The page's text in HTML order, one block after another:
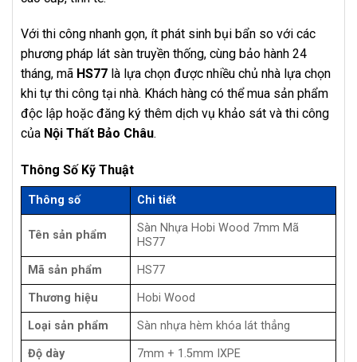
Với thi công nhanh gọn, ít phát sinh bụi bẩn so với các
phương pháp lát sàn truyền thống, cùng bảo hành 24
tháng, mã HS77 là lựa chọn được nhiều chủ nhà lựa chọn
khi tự thi công tại nhà. Khách hàng có thể mua sản phẩm
độc lập hoặc đăng ký thêm dịch vụ khảo sát và thi công
của Nội Thất Bảo Châu.
Thông Số Kỹ Thuật
Thông số Chi tiết
Tên sản phẩm
Sàn Nhựa Hobi Wood 7mm Mã
HS77
Mã sản phẩm HS77
Thương hiệu Hobi Wood
Loại sản phẩm Sàn nhựa hèm khóa lát thẳng
Độ dày 7mm + 1.5mm IXPE